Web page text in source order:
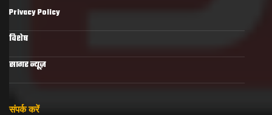
Privacy Policy
विशेष
सागर न्यूज़
संपर्क करें